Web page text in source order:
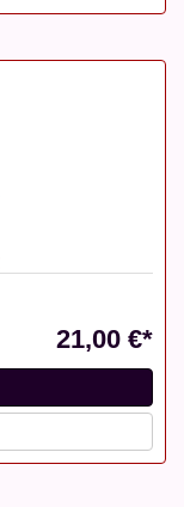
21,00 €*